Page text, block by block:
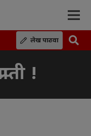
लेख पाठवा
!